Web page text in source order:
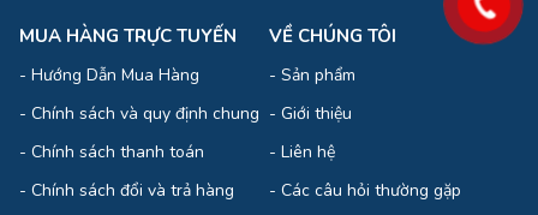
MUA HÀNG TRỰC TUYẾN
- Hướng Dẫn Mua Hàng
- Chính sách và quy định chung
- Chính sách thanh toán
- Chính sách đổi và trả hàng
VỀ CHÚNG TÔI
- Sản phẩm
- Giới thiệu
- Liên hệ
- Các câu hỏi thường gặp